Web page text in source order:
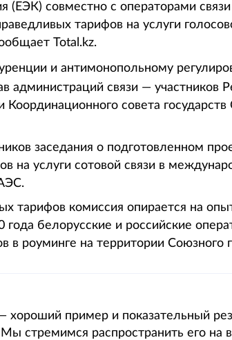
(ЕЭК) совместно с операторами
тарифов на услуги
Total.kz.
и антимонопольному
администраций связи — участников
Координационного совета
заседания о подготовленном
на услуги сотовой связи в
тарифов комиссия опирается на
года белорусские и российские
в роуминге на территории Союзного
хороший пример и показательный
стремимся распространить его на